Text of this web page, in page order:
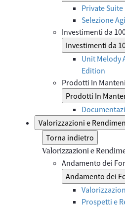
Private Suite
Selezione
Investimenti da
Investimenti da
Unit Melody
Edition
Prodotti In
Prodotti In
Valorizzazioni e
Torna indietro
Valorizzazioni e
Andamento dei
Andamento dei
Prospetti e